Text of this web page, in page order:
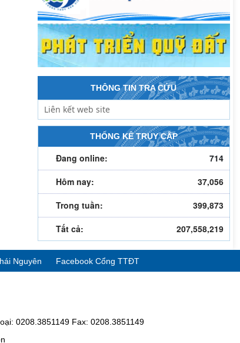
THÔNG TIN TRA CỨU
THỐNG KÊ TRUY CẬP
Đang online:
714
Hôm nay:
37,056
Trong tuần:
399,873
Tất cả:
207,558,219
Nguyên Facebook Cổng TTĐT
0208.3851149 Fax: 0208.3851149